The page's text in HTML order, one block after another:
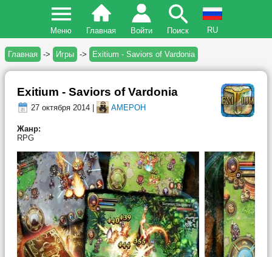
Меню Главная Войти Поиск RU
Главная -> Игры -> Exitium - Saviors of Vardonia
Exitium - Saviors of Vardonia
27 октября 2014 | AMEPOH
Жанр:
RPG